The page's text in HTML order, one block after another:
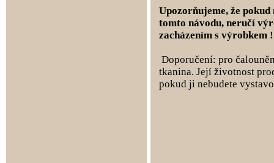
Upozorňujeme, že pokud
tomto návodu, neručí
zacházením s výrobkem
Doporučení: pro
tkanina. Její životnost
pokud ji nebudete